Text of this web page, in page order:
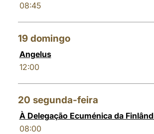
08:45
19 domingo
Angelus
12:00
20 segunda-feira
À Delegação Ecuménica da
08:00